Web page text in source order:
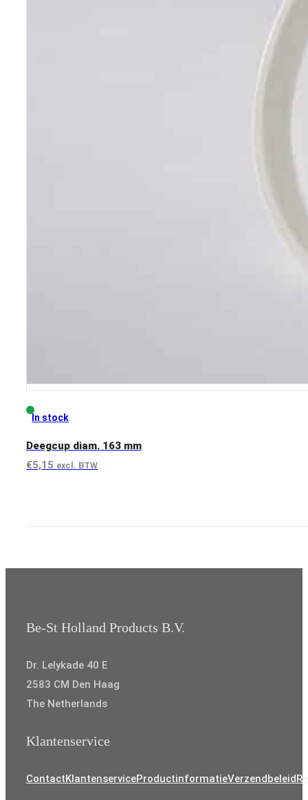
In stock
Deegcup diam. 163 mm
€5,15 excl. BTW
Be-St Holland Products B.V.
Dr. Lelykade 40 E
2583 CM Den Haag
The Netherlands
Klantenservice
ContactKlantenserviceProductinformatieVerzendbeleid